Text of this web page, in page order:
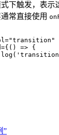
下触发，表示
常直接使用
="transition "
={ () => {
log ( ' transition
”